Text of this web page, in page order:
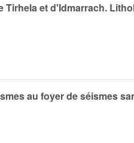
Tirhela et d'Idmarrach.
au foyer de séismes